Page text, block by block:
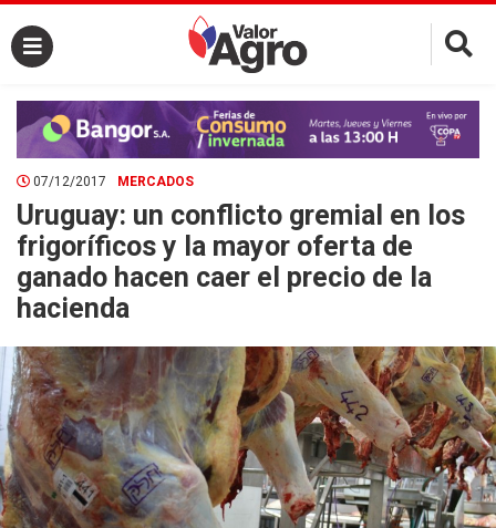
×
07/12/2017 MERCADOS
Uruguay: un conflicto gremial en los
frigoríficos y la mayor oferta de
ganado hacen caer el precio de la
hacienda